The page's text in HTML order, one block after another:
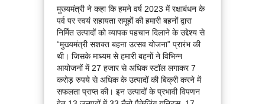
मुख्यमंत्री ने कहा कि हमने वर्ष 2023 में रक्षाबंधन के
पर्व पर स्वयं सहायता समूहों की हमारी बहनों द्वारा
निर्मित उत्पादों को व्यापक पहचान दिलाने के उद्देश्य से
“मुख्यमंत्री सशक्त बहना उत्सव योजना” प्रारंभ की
थी। जिसके माध्यम से हमारी बहनों ने विभिन्न
आयोजनों में 27 हजार से अधिक स्टॉल लगाकर 7
करोड़ रुपये से अधिक के उत्पादों की बिक्री करने में
सफलता प्राप्त की। इन उत्पादों के प्रभावी विपणन